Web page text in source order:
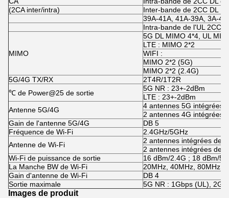
(2CA inter/intra)
Inter-bande de 2CC DL :
39A-41A, 41A-39A, 3A-
Intra-bande de l'UL 2CC
MIMO
5G DL MIMO 4*4, UL
LTE : MIMO 2*2
WIFI :
MIMO 2*2 (5G)
MIMO 2*2 (2.4G)
5G/4G TX/RX
2T4R/1T2R
℃ de Power@25 de sortie
5G NR : 23+-2dBm
LTE : 23+-2dBm
Antenne 5G/4G
4 antennes 5G intégrées
2 antennes 4G intégrées
Gain de l'antenne 5G/4G
DB 5
Fréquence de Wi-Fi
2.4GHz/5GHz
Antenne de Wi-Fi
2 antennes intégrées de
2 antennes intégrées de
Wi-Fi de puissance de sortie
16 dBm/2.4G ; 18 dBm/
La Manche BW de Wi-Fi
20MHz, 40MHz, 80MHz
Gain d'antenne de Wi-Fi
DB 4
Sortie maximale
5G NR : 1Gbps (UL),
Images de produit